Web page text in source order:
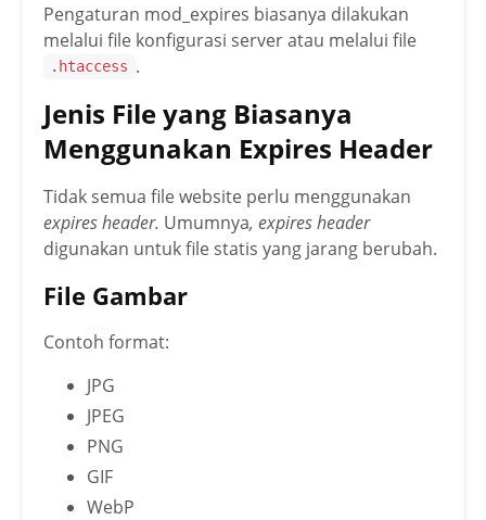
Pengaturan mod_expires biasanya dilakukan
melalui file konfigurasi server atau melalui file
.htaccess .
Jenis File yang Biasanya
Menggunakan Expires Header
Tidak semua file website perlu menggunakan
expires header. Umumnya, expires header
digunakan untuk file statis yang jarang berubah.
File Gambar
Contoh format:
JPG
JPEG
PNG
GIF
WebP